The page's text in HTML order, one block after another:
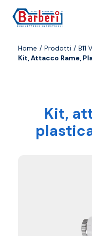
Home Prodotti B11
Kit, Attacco Rame,
Kit,